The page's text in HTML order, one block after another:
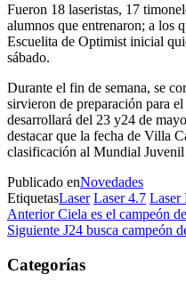
Fueron 18 laseristas, 17
alumnos que entrenaron; a los
Escuelita de Optimist inicial
sábado.
Durante el fin de semana, se
sirvieron de preparación para
desarrollará del 23 y24 de
destacar que la fecha de Villa
clasificación al Mundial Juvenil
Publicado enNovedades
EtiquetasLaser Laser 4.7 Laser
Navegación
de
entradas
Entrada
anterior
Anterior Ciela es el campeón
Entrada
Siguiente J24 busca campeón
Categorías